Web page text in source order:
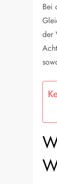
Bei
der